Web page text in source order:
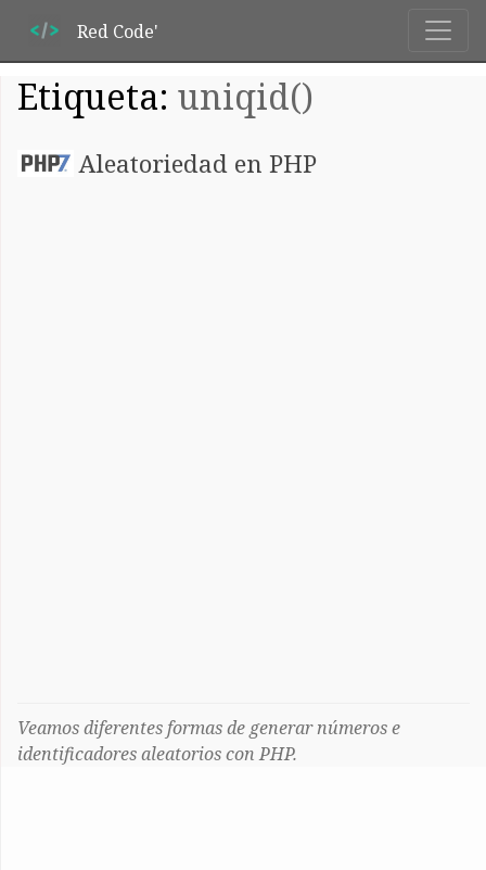
Red Code'
Etiqueta: uniqid()
Aleatoriedad en PHP
Veamos diferentes formas de generar números e
identificadores aleatorios con PHP.